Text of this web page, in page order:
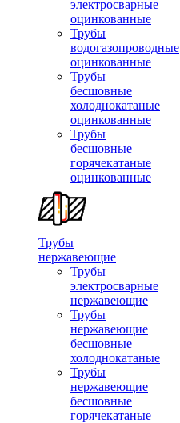
электросварные
оцинкованные
Трубы
водогазопроводные
оцинкованные
Трубы
бесшовные
холоднокатаные
оцинкованные
Трубы
бесшовные
горячекатаные
оцинкованные
Трубы
нержавеющие
Трубы
электросварные
нержавеющие
Трубы
нержавеющие
бесшовные
холоднокатаные
Трубы
нержавеющие
бесшовные
горячекатаные